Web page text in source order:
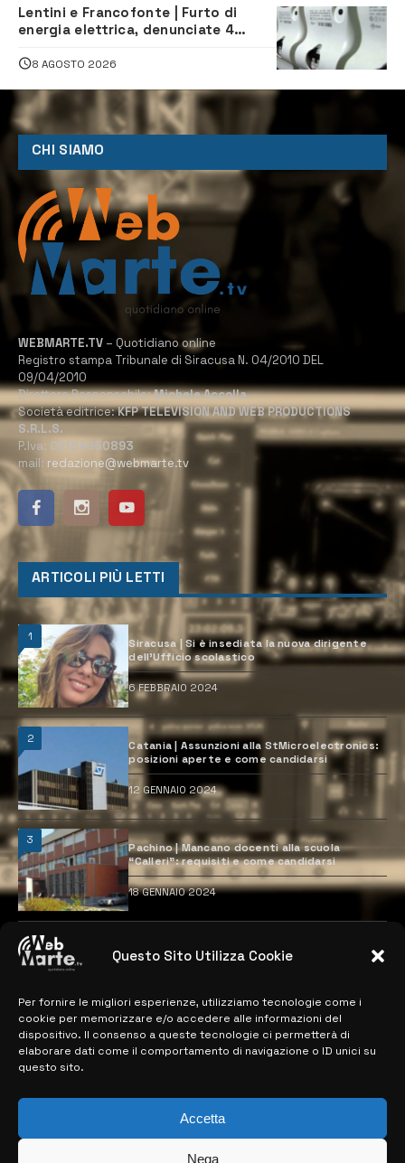
Questo Sito Utilizza Cookie
Per fornire le migliori esperienze, utilizziamo tecnologie come i
cookie per memorizzare e/o accedere alle informazioni del
dispositivo. Il consenso a queste tecnologie ci permetterà di
elaborare dati come il comportamento di navigazione o ID unici su
questo sito.
Accetta
Nega
Lentini e Francofonte | Furto di
energia elettrica, denunciate 4
8 AGOSTO 2026
CHI SIAMO
WEBMARTE.TV – Quotidiano online
Registro stampa Tribunale di Siracusa N. 04/2010 DEL
09/04/2010
Direttore Responsabile:Michele Accolla
Società editrice:KFP TELEVISION AND WEB PRODUCTIONS
S.R.L.S.
P.Iva: 02184950893
mail: redazione@webmarte.tv
ARTICOLI PIÙ LETTI
1
Siracusa | Si è insediata la nuova dirigente
dell’Ufficio scolastico
6 FEBBRAIO 2024
2
Catania | Assunzioni alla StMicroelectronics:
posizioni aperte e come candidarsi
12 GENNAIO 2024
3
Pachino | Mancano docenti alla scuola
“Calleri”: requisiti e come candidarsi
18 GENNAIO 2024
4
Catania | Opportunità di lavoro con St
Microelectronics: centinaia di assunzioni
MAPPA DEL SITO
> EDIZIONI LOCALI